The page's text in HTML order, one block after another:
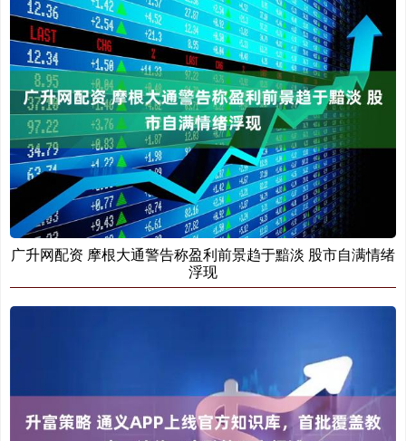
广升网配资 摩根大通警告称盈利前景趋于黯淡 股市自满情绪
浮现